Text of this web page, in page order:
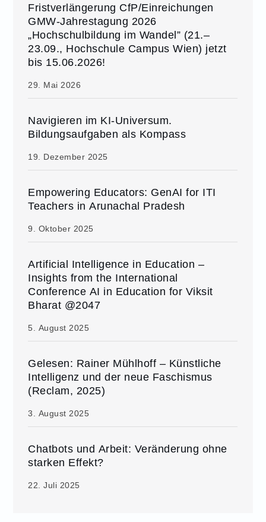
Fristverlängerung CfP/Einreichungen
GMW-Jahrestagung 2026
„Hochschulbildung im Wandel” (21.–
23.09., Hochschule Campus Wien) jetzt
bis 15.06.2026!
29. Mai 2026
Navigieren im KI-Universum.
Bildungsaufgaben als Kompass
19. Dezember 2025
Empowering Educators: GenAI for ITI
Teachers in Arunachal Pradesh
9. Oktober 2025
Artificial Intelligence in Education –
Insights from the International
Conference AI in Education for Viksit
Bharat @2047
5. August 2025
Gelesen: Rainer Mühlhoff – Künstliche
Intelligenz und der neue Faschismus
(Reclam, 2025)
3. August 2025
Chatbots und Arbeit: Veränderung ohne
starken Effekt?
22. Juli 2025